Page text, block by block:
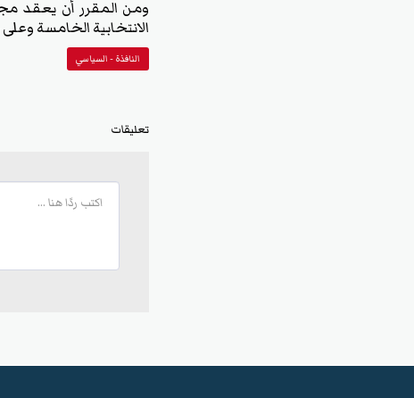
الانتخابية الخامسة
النافذة - السياسي
تعليقات